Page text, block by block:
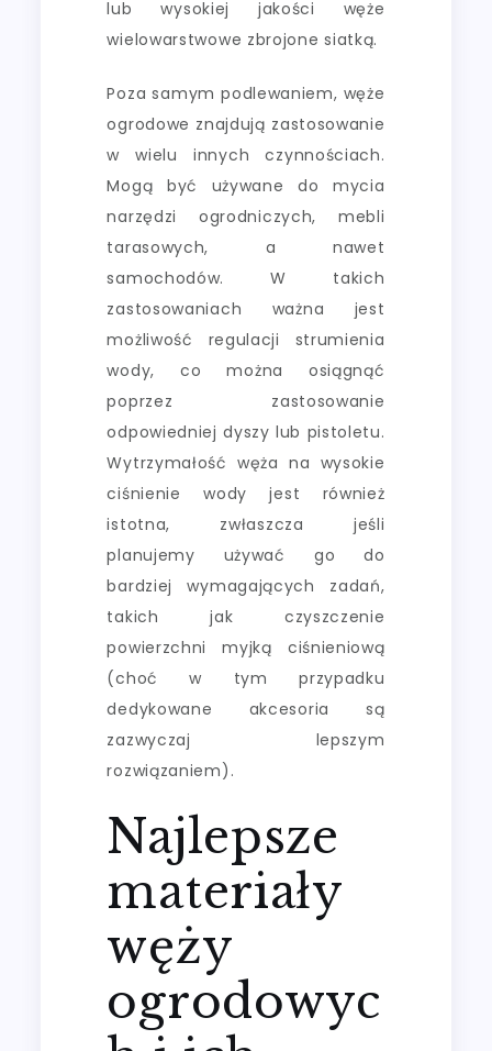
lub wysokiej jakości węże
wielowarstwowe zbrojone siatką.
Poza samym podlewaniem, węże
ogrodowe znajdują zastosowanie
w wielu innych czynnościach.
Mogą być używane do mycia
narzędzi ogrodniczych, mebli
tarasowych, a nawet
samochodów. W takich
zastosowaniach ważna jest
możliwość regulacji strumienia
wody, co można osiągnąć
poprzez zastosowanie
odpowiedniej dyszy lub pistoletu.
Wytrzymałość węża na wysokie
ciśnienie wody jest również
istotna, zwłaszcza jeśli
planujemy używać go do
bardziej wymagających zadań,
takich jak czyszczenie
powierzchni myjką ciśnieniową
(choć w tym przypadku
dedykowane akcesoria są
zazwyczaj lepszym
rozwiązaniem).
Najlepsze
materiały
węży
ogrodowyc